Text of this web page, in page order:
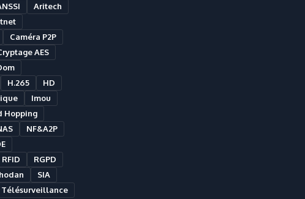
Aritech
Caméra P2P
AES
H.265
HD
Imou
Hopping
NF&A2P
RFID
RGPD
SIA
Télésurveillance